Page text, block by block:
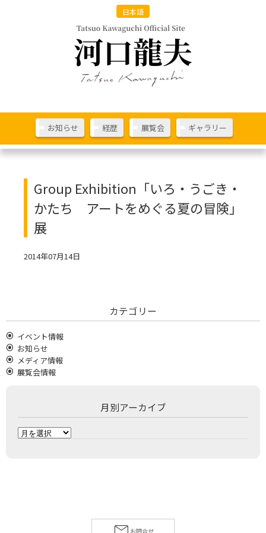
日本語
お知らせ 経歴 展覧会 ギャラリー
Group Exhibition「いろ・うごき・
かたち アートをめぐる夏の冒険」
展
2014年07月14日
カテゴリー
イベント情報
お知らせ
メディア情報
展覧会情報
月別アーカイブ
月
お問合せ